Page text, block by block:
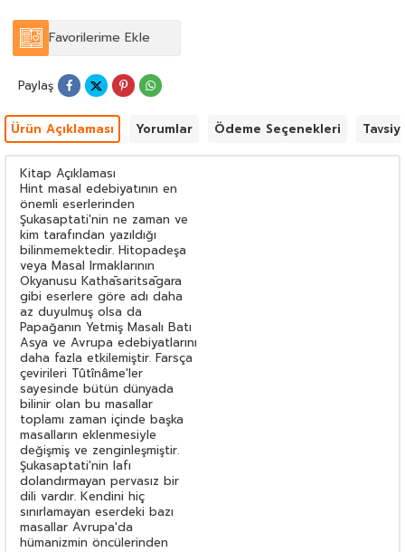
Favorilerime Ekle
Paylaş
Ürün Açıklaması Yorumlar Ödeme Seçenekleri
Kitap Açıklaması
Hint masal edebiyatının en
önemli eserlerinden
Şukasaptati'nin ne zaman ve
kim tarafından yazıldığı
bilinmemektedir. Hitopadeşa
veya Masal Irmaklarının
Okyanusu Kathāsaritsāgara
gibi eserlere göre adı daha
az duyulmuş olsa da
Papağanın Yetmiş Masalı Batı
Asya ve Avrupa edebiyatlarını
daha fazla etkilemiştir. Farsça
çevirileri Tûtînâme'ler
sayesinde bütün dünyada
bilinir olan bu masallar
toplamı zaman içinde başka
masalların eklenmesiyle
değişmiş ve zenginleşmiştir.
Şukasaptati'nin lafı
dolandırmayan pervasız bir
dili vardır. Kendini hiç
sınırlamayan eserdeki bazı
masallar Avrupa'da
hümanizmin öncülerinden